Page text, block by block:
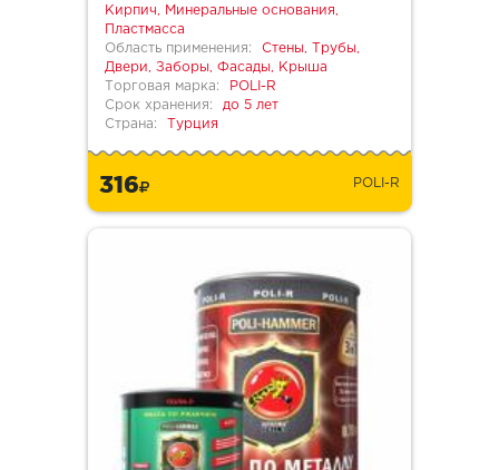
Кирпич, Минеральные основания,
Пластмасса
Область применения:
Стены, Трубы,
Двери, Заборы, Фасады, Крыша
Торговая марка:
POLI-R
Срок хранения:
до 5 лет
Страна:
Турция
316 POLI-R